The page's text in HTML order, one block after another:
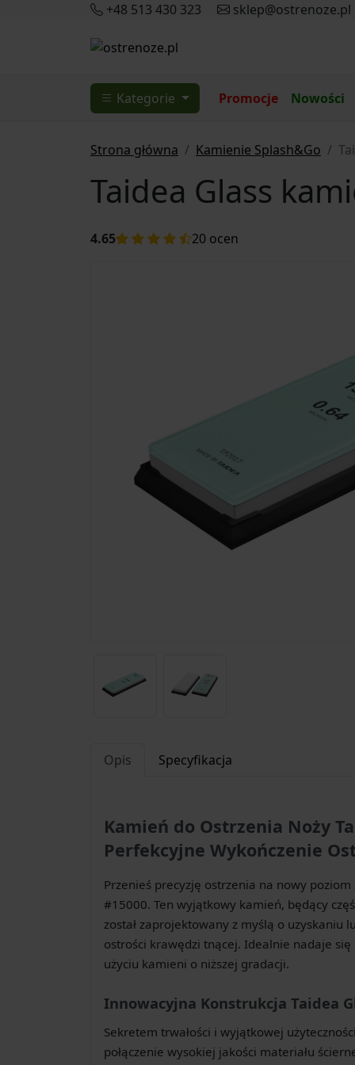
+48 513 430 323 sklep@ostrenoze.pl
Kategorie Promocje Nowości
Strona główna Kamienie Splash&Go
Taidea Glass
4.65 20 ocen
Opis Specyfikacja
Kamień do Ostrzenia Noży
Perfekcyjne Wykończenie
Przenieś precyzję ostrzenia na nowy
#15000. Ten wyjątkowy kamień, będący
został zaprojektowany z myślą o uzyskaniu
ostrości krawędzi tnącej. Idealnie nadaje
użyciu kamieni o niższej gradacji.
Innowacyjna Konstrukcja Taidea
Sekretem trwałości i wyjątkowej
połączenie wysokiej jakości materiału